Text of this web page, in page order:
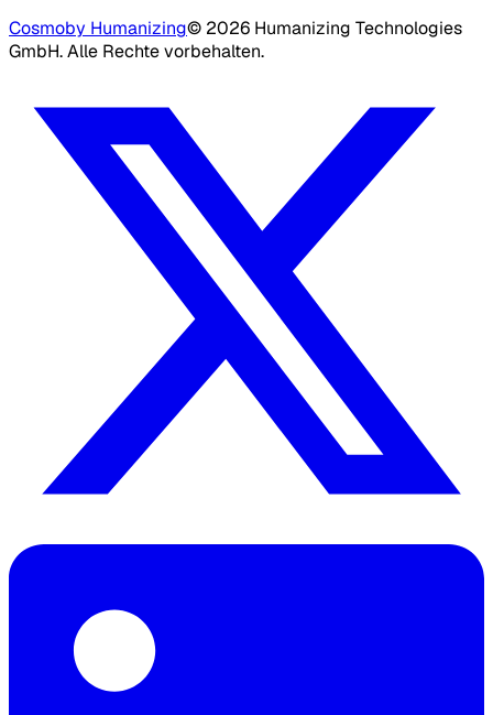
Cosmoby Humanizing© 2026 Humanizing Technologies
GmbH.Alle Rechte vorbehalten.